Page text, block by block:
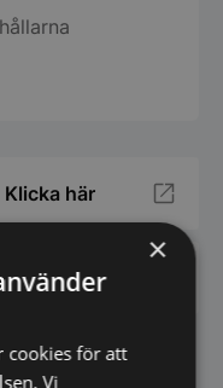
här
×
cookies för att
Vi